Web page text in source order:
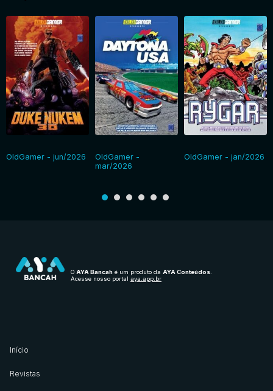
OldGamer - jun/2026
OldGamer -
mar/2026
OldGamer - jan/2026
O AYA Bancah é um produto da AYA Conteúdos
Acesse nosso portal aya.app.br
Início
Revistas